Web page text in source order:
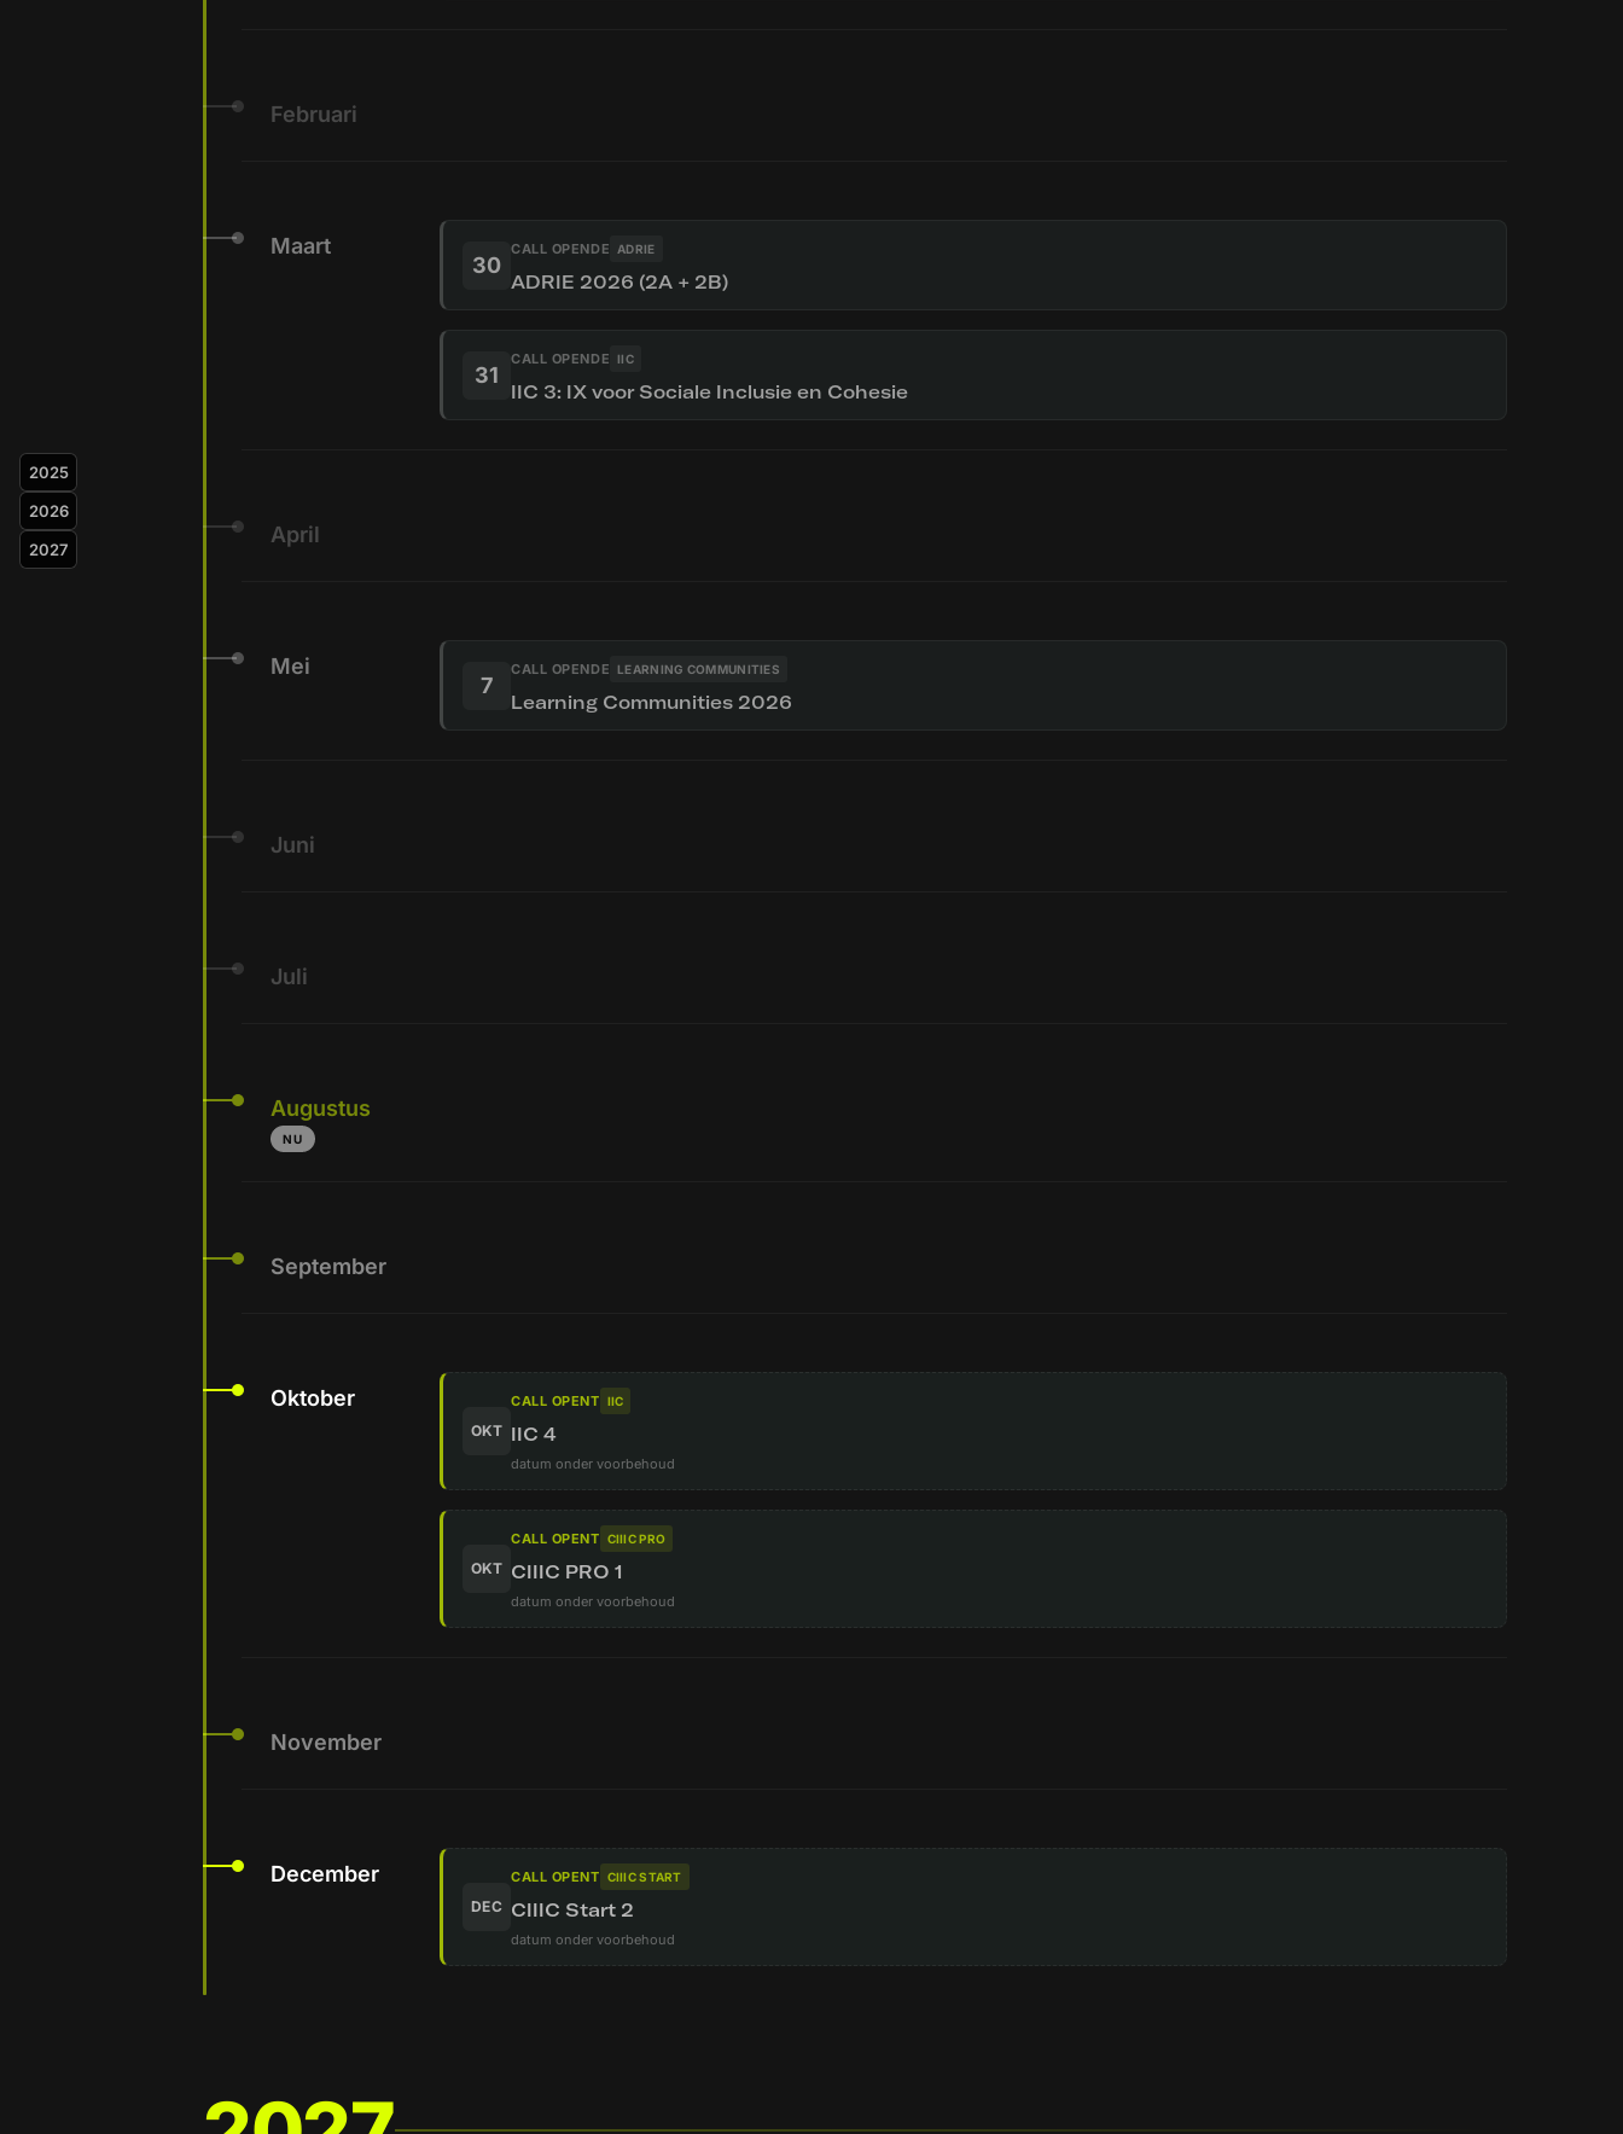
Februari
Maart
30
CALL OPENDE ADRIE
ADRIE 2026 (2A + 2B)
31
CALL OPENDE IIC
IIC 3: IX voor Sociale Inclusie en Cohesie
April
Mei
7
CALL OPENDE LEARNING COMMUNITIES
Learning Communities 2026
Juni
Juli
Augustus
NU
September
Oktober
OKT
CALL OPENT IIC
IIC 4
datum onder voorbehoud
OKT
CALL OPENT CIIIC PRO
CIIIC PRO 1
datum onder voorbehoud
November
December
DEC
CALL OPENT CIIIC START
CIIIC Start 2
datum onder voorbehoud
2025
2026
2027